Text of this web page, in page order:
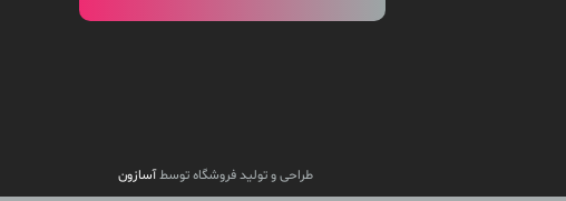
طراحی و تولید فروشگاه توسطآسازون